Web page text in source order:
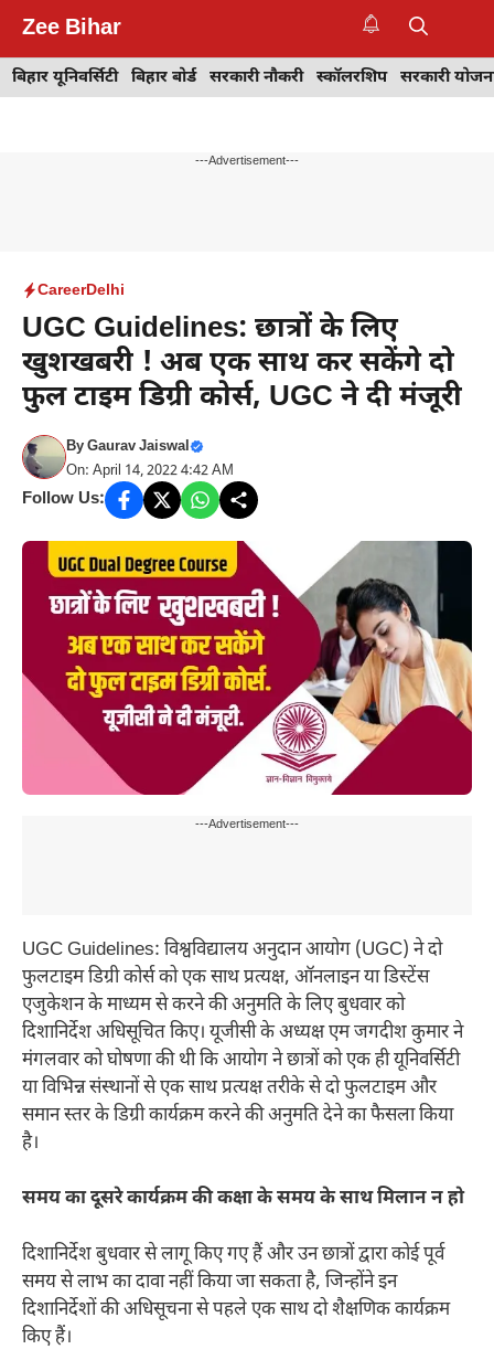
content
Zee Bihar
बिहार यूनिवर्सिटी बिहार बोर्ड सरकारी नौकरी स्कॉलरशिप सरकारी
---Advertisement---
CareerDelhi
UGC Guidelines: छात्रों के लिए
खुशखबरी ! अब एक साथ कर सकेंगे दो
फुल टाइम डिग्री कोर्स, UGC ने दी मंजूरी
ByGaurav Jaiswal
On: April 14, 2022 4:42 AM
Follow Us:
---Advertisement---
UGC Guidelines: विश्वविद्यालय अनुदान आयोग (UGC) ने दो
फुलटाइम डिग्री कोर्स को एक साथ प्रत्यक्ष, ऑनलाइन या डिस्टेंस
एजुकेशन के माध्यम से करने की अनुमति के लिए बुधवार को
दिशानिर्देश अधिसूचित किए। यूजीसी के अध्यक्ष एम जगदीश कुमार ने
मंगलवार को घोषणा की थी कि आयोग ने छात्रों को एक ही यूनिवर्सिटी
या विभिन्न संस्थानों से एक साथ प्रत्यक्ष तरीके से दो फुलटाइम और
समान स्तर के डिग्री कार्यक्रम करने की अनुमति देने का फैसला किया
है।
समय का दूसरे कार्यक्रम की कक्षा के समय के साथ मिलान न हो
दिशानिर्देश बुधवार से लागू किए गए हैं और उन छात्रों द्वारा कोई पूर्व
समय से लाभ का दावा नहीं किया जा सकता है, जिन्होंने इन
दिशानिर्देशों की अधिसूचना से पहले एक साथ दो शैक्षणिक कार्यक्रम
किए हैं।